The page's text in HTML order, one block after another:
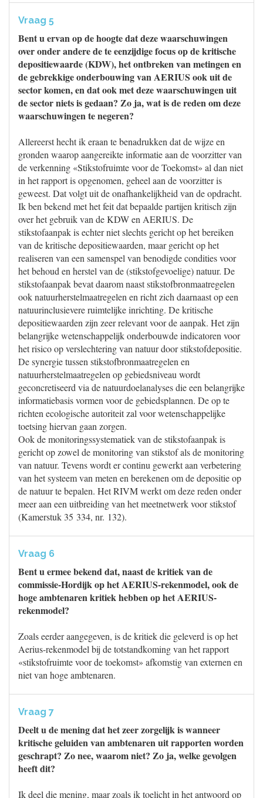
Vraag 5
Bent u ervan op de hoogte dat deze waarschuwingen
over onder andere de te eenzijdige focus op de kritische
depositiewaarde (KDW), het ontbreken van metingen en
de gebrekkige onderbouwing van AERIUS ook uit de
sector komen, en dat ook met deze waarschuwingen uit
de sector niets is gedaan? Zo ja, wat is de reden om deze
waarschuwingen te negeren?
Allereerst hecht ik eraan te benadrukken dat de wijze en
gronden waarop aangereikte informatie aan de voorzitter van
de verkenning «Stikstofruimte voor de Toekomst» al dan niet
in het rapport is opgenomen, geheel aan de voorzitter is
geweest. Dat volgt uit de onafhankelijkheid van de opdracht.
Ik ben bekend met het feit dat bepaalde partijen kritisch zijn
over het gebruik van de KDW en AERIUS. De
stikstofaanpak is echter niet slechts gericht op het bereiken
van de kritische depositiewaarden, maar gericht op het
realiseren van een samenspel van benodigde condities voor
het behoud en herstel van de (stikstofgevoelige) natuur. De
stikstofaanpak bevat daarom naast stikstofbronmaatregelen
ook natuurherstelmaatregelen en richt zich daarnaast op een
natuurinclusievere ruimtelijke inrichting. De kritische
depositiewaarden zijn zeer relevant voor de aanpak. Het zijn
belangrijke wetenschappelijk onderbouwde indicatoren voor
het risico op verslechtering van natuur door stikstofdepositie.
De synergie tussen stikstofbronmaatregelen en
natuurherstelmaatregelen op gebiedsniveau wordt
geconcretiseerd via de natuurdoelanalyses die een belangrijke
informatiebasis vormen voor de gebiedsplannen. De op te
richten ecologische autoriteit zal voor wetenschappelijke
toetsing hiervan gaan zorgen.
Ook de monitoringssystematiek van de stikstofaanpak is
gericht op zowel de monitoring van stikstof als de monitoring
van natuur. Tevens wordt er continu gewerkt aan verbetering
van het systeem van meten en berekenen om de depositie op
de natuur te bepalen. Het RIVM werkt om deze reden onder
meer aan een uitbreiding van het meetnetwerk voor stikstof
(Kamerstuk 35 334, nr. 132).
Vraag 6
Bent u ermee bekend dat, naast de kritiek van de
commissie-Hordijk op het AERIUS-rekenmodel, ook de
hoge ambtenaren kritiek hebben op het AERIUS-
rekenmodel?
Zoals eerder aangegeven, is de kritiek die geleverd is op het
Aerius-rekenmodel bij de totstandkoming van het rapport
«stikstofruimte voor de toekomst» afkomstig van externen en
niet van hoge ambtenaren.
Vraag 7
Deelt u de mening dat het zeer zorgelijk is wanneer
kritische geluiden van ambtenaren uit rapporten worden
geschrapt? Zo nee, waarom niet? Zo ja, welke gevolgen
heeft dit?
Ik deel die mening, maar zoals ik toelicht in het antwoord op